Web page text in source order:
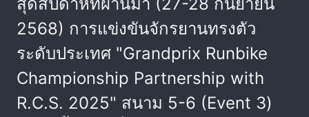
2568) การแข่งขันจักรยานทรงตัว
ระดับประเทศ "Grandprix Runbike
Championship Partnership with
R.C.S. 2025" สนาม 5-6 (Event 3)